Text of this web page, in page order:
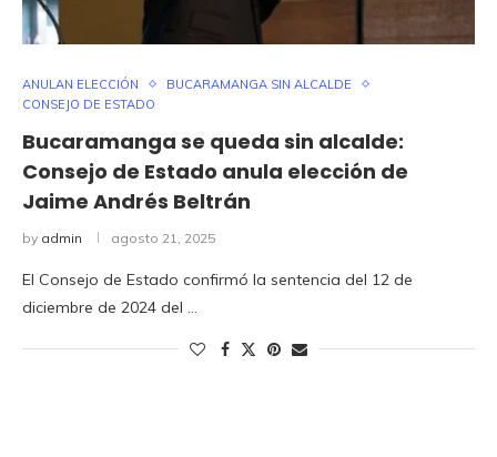
ANULAN ELECCIÓN
BUCARAMANGA SIN ALCALDE
CONSEJO DE ESTADO
Bucaramanga se queda sin alcalde:
Consejo de Estado anula elección de
Jaime Andrés Beltrán
by admin agosto 21, 2025
El Consejo de Estado confirmó la sentencia del 12 de
diciembre de 2024 del …